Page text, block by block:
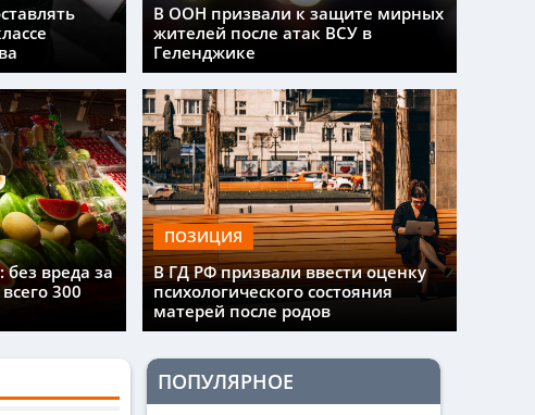
вреда за
300
В ООН призвали к защите мирных
жителей после атак ВСУ в
Геленджике
ПОЗИЦИЯ
В ГД РФ призвали ввести оценку
психологического состояния
матерей после родов
ПОПУЛЯРНОЕ